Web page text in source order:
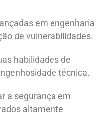
em engenharia
de vulnerabilidades.
habilidades de
técnica.
a segurança em
altamente